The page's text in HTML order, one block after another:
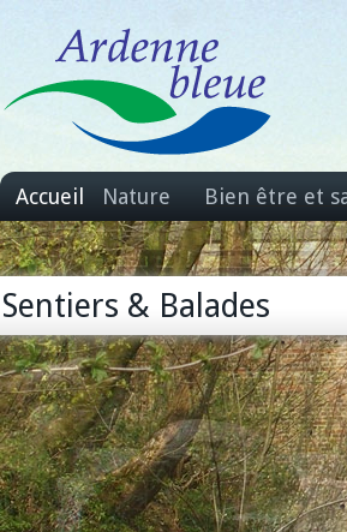
Accueil Nature Bien être et
Sentiers & Balades